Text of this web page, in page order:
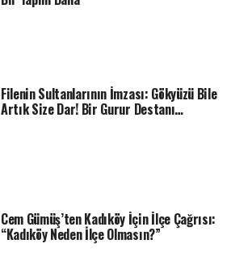
Filenin Sultanlarının İmzası: Gökyüzü Bile
Artık Size Dar! Bir Gurur Destanı…
Cem Gümüş’ten Kadıköy İçin İlçe Çağrısı:
“Kadıköy Neden İlçe Olmasın?”